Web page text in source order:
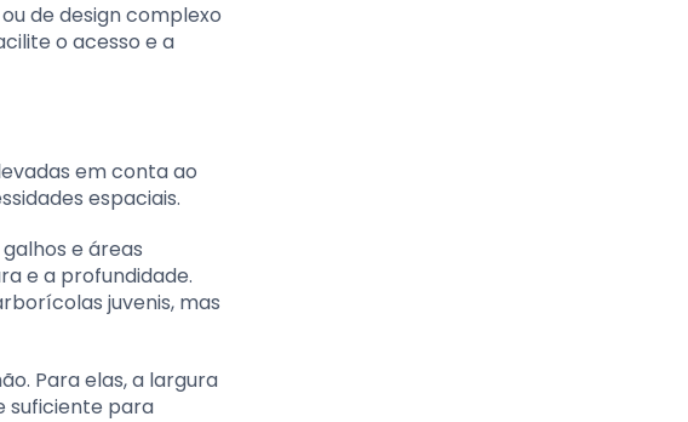
de design complexo
o acesso e a
em conta ao
espaciais.
e áreas
e a profundidade.
juvenis, mas
Para elas, a largura
suficiente para